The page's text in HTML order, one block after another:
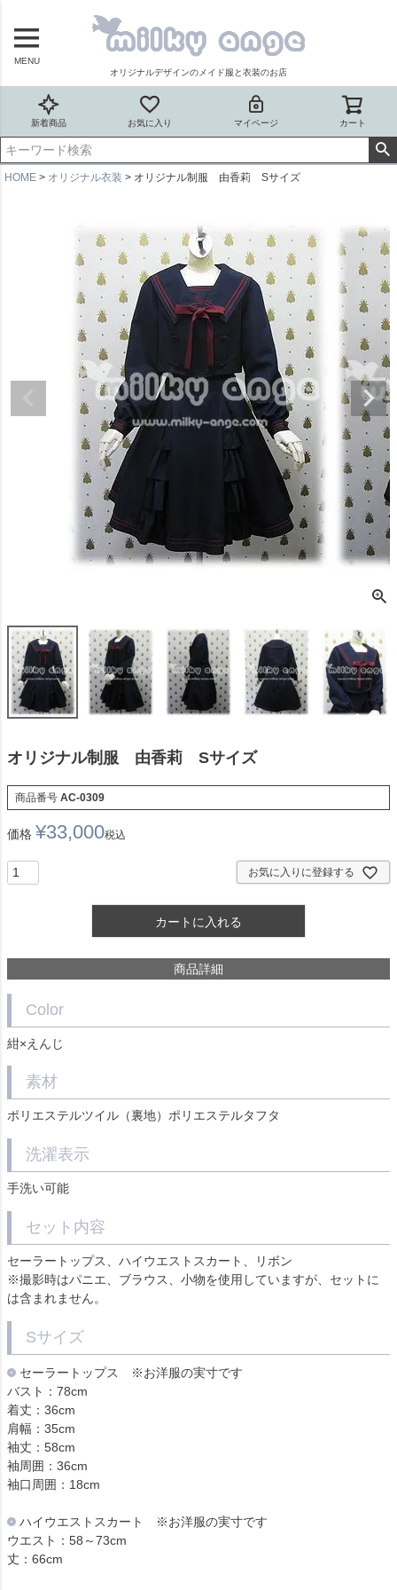
MENU
オリジナルデザインのメイド服と衣装のお店
新着商品 お気に入り マイページ カート
HOME オリジナル衣装 オリジナル制服 由香莉 Sサイズ
オリジナル制服 由香莉 Sサイズ
商品番号 AC-0309
価格 ¥33,000税込
お気に入りに登録する
カートに入れる
商品詳細
Color
紺×えんじ
素材
ポリエステルツイル（裏地）ポリエステルタフタ
洗濯表示
手洗い可能
セット内容
セーラートップス、ハイウエストスカート、リボン
※撮影時はパニエ、ブラウス、小物を使用していますが、セットに
は含まれません。
Sサイズ
セーラートップス ※お洋服の実寸です
バスト：78cm
着丈：36cm
肩幅：35cm
袖丈：58cm
袖周囲：36cm
袖口周囲：18cm
ハイウエストスカート ※お洋服の実寸です
ウエスト：58～73cm
丈：66cm